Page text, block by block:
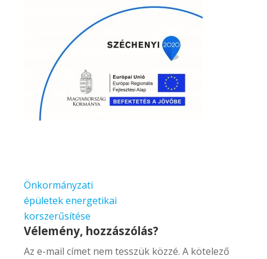
Bejegyzés
navigáció
Önkormányzati
épületek energetikai
korszerűsítése
Vélemény, hozzászólás?
Az e-mail címet nem tesszük közzé. A kötelező